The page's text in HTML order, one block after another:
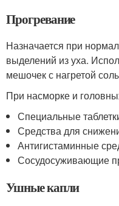
Прогревание
Назначается при
выделений из уха.
мешочек с нагретой
При насморке и
Специальные
Средства для
Антигистаминные
Сосудосуживающие
Ушные капли